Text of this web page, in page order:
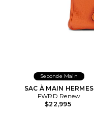
Seconde Main
SAC À MAIN HERMES
FWRD Renew
$22,995